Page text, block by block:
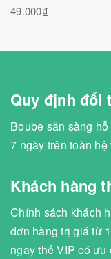
49.000₫
Quy định đổi
Boube sẵn sàng
7 ngày trên toàn hệ
Khách hàng
Chính sách khách
đơn hàng trị giá từ
ngay thẻ VIP có